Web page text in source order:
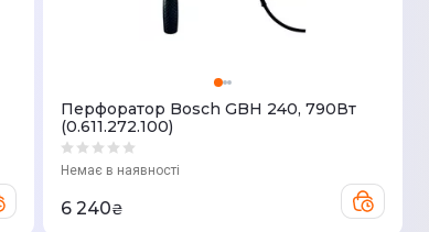
Перфоратор Bosch GBH 240, 790Вт
(0.611.272.100)
Немає в наявності
6 240₴